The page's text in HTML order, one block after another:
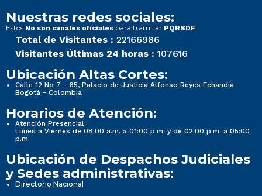
Nuestras redes sociales:
Estos No son canales oficiales para tramitar PQRSDF
Total de Visitantes : 22166986
Visitantes Últimas 24 horas : 107616
Ubicación Altas Cortes:
Calle 12 No 7 - 65, Palacio de Justicia Alfonso Reyes Echandía
Bogotá - Colombia
Horarios de Atención:
Atención Presencial:
Lunes a Viernes de 08:00 a.m. a 01:00 p.m. y de 02:00 p.m. a 05:00
p.m.
Ubicación de Despachos Judiciales
y Sedes administrativas:
Directorio Nacional